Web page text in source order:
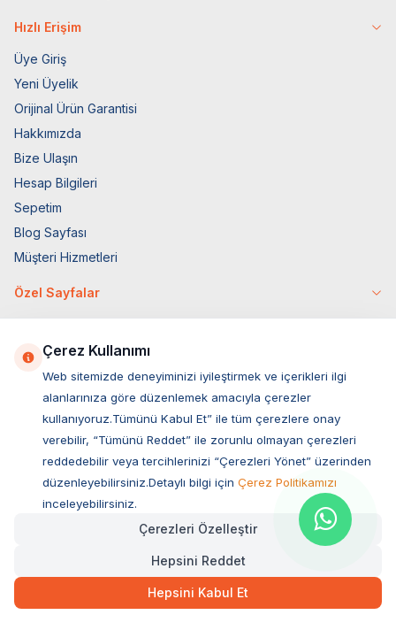
Hızlı Erişim
Üye Giriş
Yeni Üyelik
Orijinal Ürün Garantisi
Hakkımızda
Bize Ulaşın
Hesap Bilgileri
Sepetim
Blog Sayfası
Müşteri Hizmetleri
Özel Sayfalar
Markalar
Tüy Savaşları
Socar İş Birliği
İyzico İş Birliği
Mobil Uygulama
Çerez Kullanımı
Web sitemizde deneyiminizi iyileştirmek ve içerikleri ilgi
alanlarınıza göre düzenlemek amacıyla çerezler
kullanıyoruz.Tümünü Kabul Et” ile tüm çerezlere onay
verebilir, “Tümünü Reddet” ile zorunlu olmayan çerezleri
reddedebilir veya tercihlerinizi “Çerezleri Yönet” üzerinden
düzenleyebilirsiniz.Detaylı bilgi için Çerez Politikamızı
inceleyebilirsiniz.
Çerezleri Özelleştir
Hepsini Reddet
Hepsini Kabul Et